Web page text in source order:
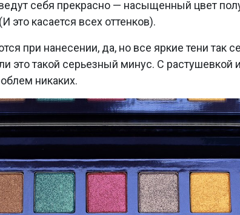
себя прекрасно — насыщенный цвет
это касается всех оттенков).
при нанесении, да, но все яркие тени так
это такой серьезный минус. С растушевкой и
никаких.